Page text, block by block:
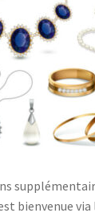
bienvenue